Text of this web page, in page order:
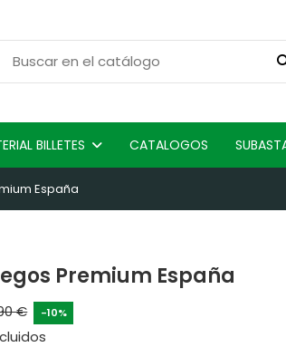
BILLETES CATALOGOS
España
Premium España
€ -10%